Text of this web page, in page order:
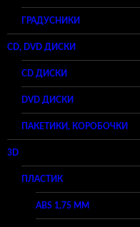
ГРАДУСНИКИ
CD, DVD ДИСКИ
CD ДИСКИ
DVD ДИСКИ
ПАКЕТИКИ, КОРОБОЧКИ
3D
ПЛАСТИК
ABS 1,75 ММ